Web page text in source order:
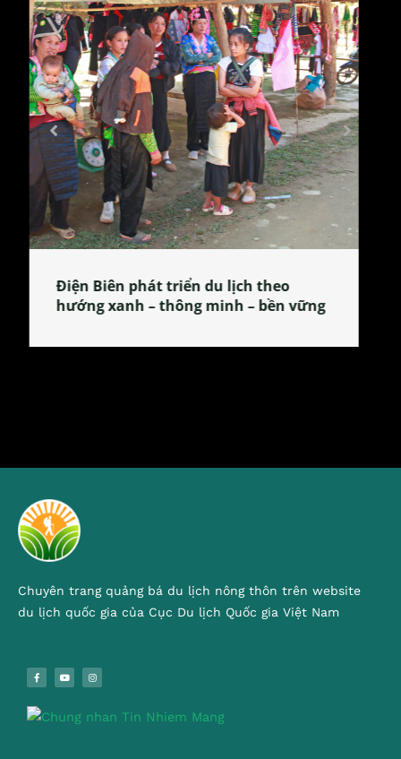
Làng làm bánh tẻ Phú Nhi – nơi lan
tỏa đặc sản xứ Đoài
Chuyên trang quảng bá du lịch nông thôn trên website
du lịch quốc gia của Cục Du lịch Quốc gia Việt Nam